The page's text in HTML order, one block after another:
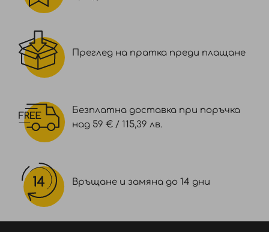
Преглед на пратка преди плащане
Безплатна доставка при поръчка
над 59 € / 115,39 лв.
Връщане и замяна до 14 дни